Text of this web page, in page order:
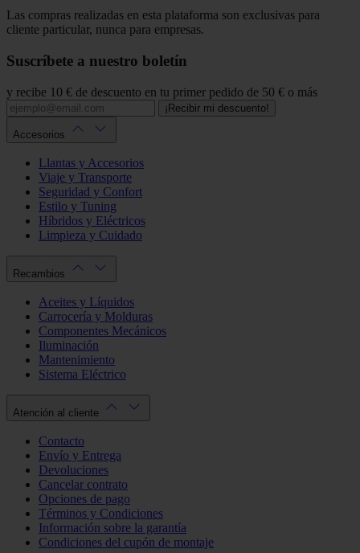
Las compras realizadas en esta plataforma son exclusivas para
cliente particular, nunca para empresas.
Suscríbete a nuestro boletín
y recibe 10 € de descuento en tu primer pedido de 50 € o más
¡Recibir mi descuento!
Accesorios
Llantas y Accesorios
Viaje y Transporte
Seguridad y Confort
Estilo y Tuning
Híbridos y Eléctricos
Limpieza y Cuidado
Recambios
Aceites y Líquidos
Carrocería y Molduras
Componentes Mecánicos
Iluminación
Mantenimiento
Sistema Eléctrico
Atención al cliente
Contacto
Envío y Entrega
Devoluciones
Cancelar contrato
Opciones de pago
Términos y Condiciones
Información sobre la garantía
Condiciones del cupón de montaje